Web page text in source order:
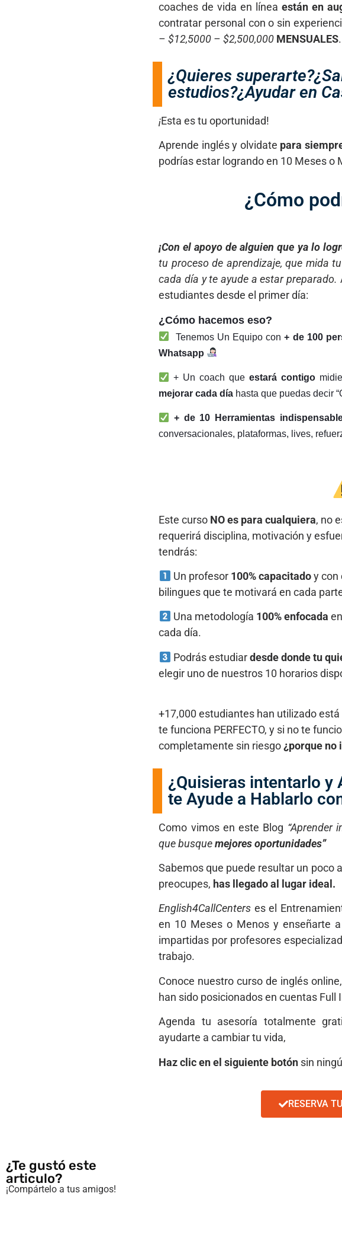
coaches de vida en líneaestán en
contratar personal con o sin
– $12,5000 – $2,500,000 MENSUALES.
¿Quieres
estudios?¿Ayudar en
¡Esta es tu oportunidad!
Aprende inglés y olvidate para
podrías estar logrando en 10 Meses o
¿Cómo
¡Con el apoyo de alguien que ya lo
tu proceso de aprendizaje, que mida
cada día y te ayude a estar preparado.
estudiantes desde el primer día:
¿Cómo hacemos eso?
Tenemos Un Equipo con + de 100
Whatsapp
+ Un coach queestará contigo
mejorar cada día hasta que puedas decir
+ de 10 Herramientas
conversacionales, plataformas, lives,
Este curso NO es para cualquiera, no
requerirá disciplina, motivación y
tendrás:
Un profesor 100% capacitadoy con
bilingues que te motivará en cada
Una metodología 100% enfocada
cada día.
Podrás estudiardesde donde tu
elegir uno de nuestros 10 horarios
+17,000 estudiantes han utilizado
te funciona PERFECTO, y si no te
completamente sin riesgo¿porque no
¿Quisieras intentarlo y
te Ayude a Hablarlo
Como vimos en este Blog “Aprender
que busquemejores oportunidades”
Sabemos que puede resultar un poco
preocupes, has llegado al lugar ideal.
English4CallCenters es el
en 10 Meses o Menos y enseñarte
impartidas por profesores
trabajo.
Conoce nuestro curso de inglés
han sido posicionados en cuentas Full
Agenda tu asesoría totalmente
ayudarte a cambiar tu vida,
Haz clic en el siguiente botón sin
RESERVA
¿Te gustó este
articulo?
¡Compártelo a tus amigos!